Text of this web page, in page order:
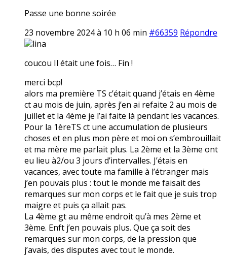
Passe une bonne soirée
23 novembre 2024 à 10 h 06 min #66359 Répondre
lina
coucou Il était une fois… Fin !
merci bcp!
alors ma première TS c’était quand j’étais en 4ème
ct au mois de juin, après j’en ai refaite 2 au mois de
juillet et la 4ème je l’ai faite là pendant les vacances.
Pour la 1èreTS ct une accumulation de plusieurs
choses et en plus mon père et moi on s’embrouillait
et ma mère me parlait plus. La 2ème et la 3ème ont
eu lieu à2/ou 3 jours d’intervalles. J’étais en
vacances, avec toute ma famille à l’étranger mais
j’en pouvais plus : tout le monde me faisait des
remarques sur mon corps et le fait que je suis trop
maigre et puis ça allait pas.
La 4ème gt au même endroit qu’à mes 2ème et
3ème. Enft j’en pouvais plus. Que ça soit des
remarques sur mon corps, de la pression que
j’avais, des disputes avec tout le monde.